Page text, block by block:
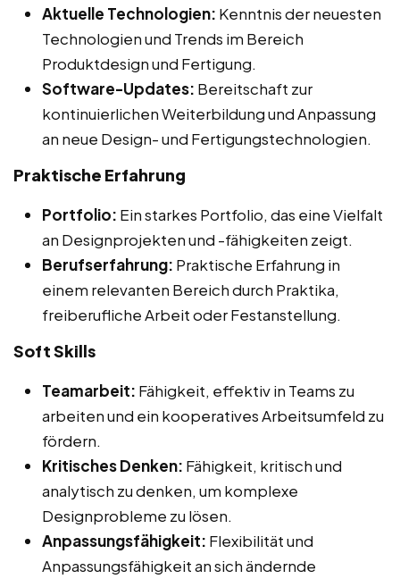
Aktuelle Technologien: Kenntnis der neuesten
Technologien und Trends im Bereich
Produktdesign und Fertigung.
Software-Updates: Bereitschaft zur
kontinuierlichen Weiterbildung und Anpassung
an neue Design- und Fertigungstechnologien.
Praktische Erfahrung
Portfolio: Ein starkes Portfolio, das eine Vielfalt
an Designprojekten und -fähigkeiten zeigt.
Berufserfahrung: Praktische Erfahrung in
einem relevanten Bereich durch Praktika,
freiberufliche Arbeit oder Festanstellung.
Soft Skills
Teamarbeit: Fähigkeit, effektiv in Teams zu
arbeiten und ein kooperatives Arbeitsumfeld zu
fördern.
Kritisches Denken: Fähigkeit, kritisch und
analytisch zu denken, um komplexe
Designprobleme zu lösen.
Anpassungsfähigkeit: Flexibilität und
Anpassungsfähigkeit an sich ändernde